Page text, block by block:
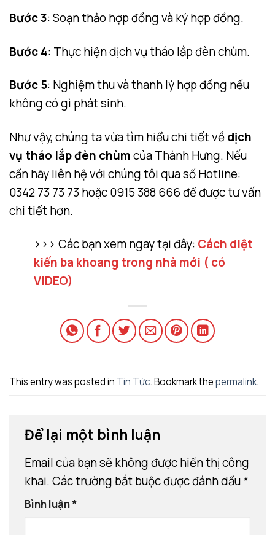
Bước 3: Soạn thảo hợp đồng và ký hợp đồng.
Bước 4: Thực hiện dịch vụ tháo lắp đèn chùm.
Bước 5: Nghiệm thu và thanh lý hợp đồng nếu
không có gì phát sinh.
Như vậy, chúng ta vừa tìm hiểu chi tiết vềdịch
vụ tháo lắp đèn chùmcủa Thành Hưng. Nếu
cần hãy liên hệ với chúng tôi qua số Hotline:
0342 73 73 73 hoặc 0915 388 666 để được tư vấn
chi tiết hơn.
>>> Các bạn xem ngay tại đây: Cách diệt
kiến ba khoang trong nhà mới ( có
VIDEO)
This entry was posted in Tin Tức. Bookmark thepermalink.
Để lại một bình luận
Email của bạn sẽ không được hiển thị công
khai.Các trường bắt buộc được đánh dấu*
Bình luận*